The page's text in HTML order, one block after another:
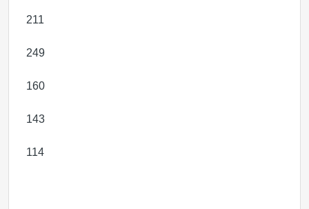
211
249
160
143
114